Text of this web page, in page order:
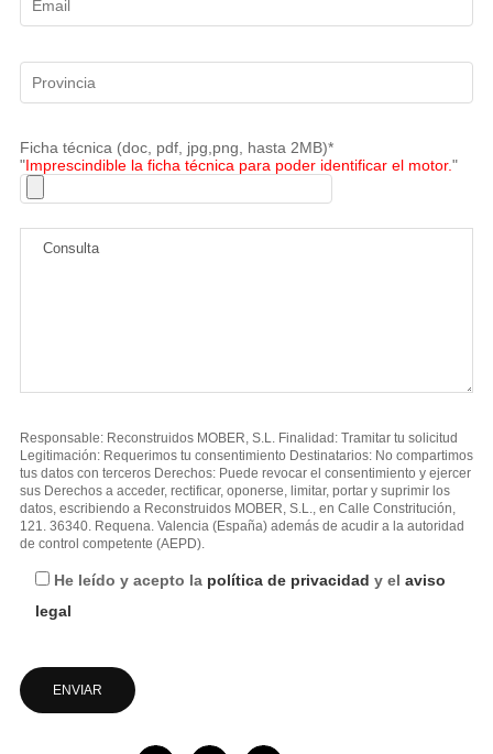
Ficha técnica (doc, pdf, jpg,png, hasta 2MB)*
"Imprescindible la ficha técnica para poder identificar el motor."
Responsable: Reconstruidos MOBER, S.L. Finalidad: Tramitar tu solicitud
Legitimación: Requerimos tu consentimiento Destinatarios: No compartimos
tus datos con terceros Derechos: Puede revocar el consentimiento y ejercer
sus Derechos a acceder, rectificar, oponerse, limitar, portar y suprimir los
datos, escribiendo a Reconstruidos MOBER, S.L., en Calle Constritución,
121. 36340. Requena. Valencia (España) además de acudir a la autoridad
de control competente (AEPD).
He leído y acepto la política de privacidad y el aviso
legal